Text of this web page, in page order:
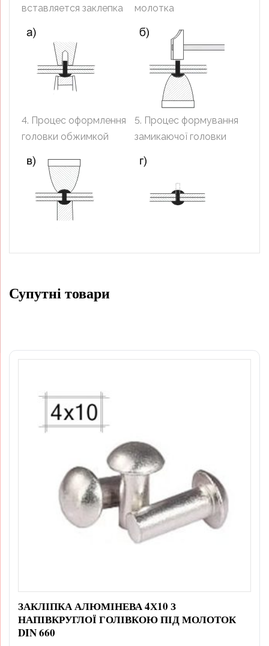
вставляется заклепка
молотка
4. Процес оформлення
головки обжимкой
5. Процес формування
замикаючої головки
Супутні товари
ЗАКЛІПКА АЛЮМІНЕВА 4Х10 З
НАПІВКРУГЛОЇ ГОЛІВКОЮ ПІД МОЛОТОК
DIN 660